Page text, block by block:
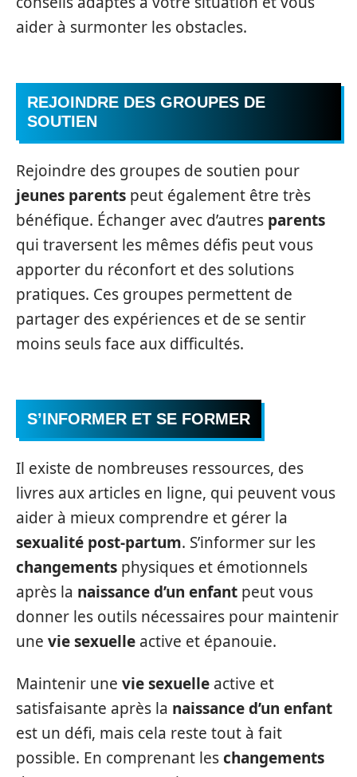
aider à surmonter les obstacles.
REJOINDRE DES GROUPES DE
SOUTIEN
Rejoindre des groupes de soutien pour
jeunes parents peut également être très
bénéfique. Échanger avec d’autres parents
qui traversent les mêmes défis peut vous
apporter du réconfort et des solutions
pratiques. Ces groupes permettent de
partager des expériences et de se sentir
moins seuls face aux difficultés.
S’INFORMER ET SE FORMER
Il existe de nombreuses ressources, des
livres aux articles en ligne, qui peuvent vous
aider à mieux comprendre et gérer la
sexualité post-partum. S’informer sur les
changements physiques et émotionnels
après la naissance d’un enfant peut vous
donner les outils nécessaires pour maintenir
une vie sexuelle active et épanouie.
Maintenir une vie sexuelle active et
satisfaisante après la naissance d’un enfant
est un défi, mais cela reste tout à fait
possible. En comprenant leschangements